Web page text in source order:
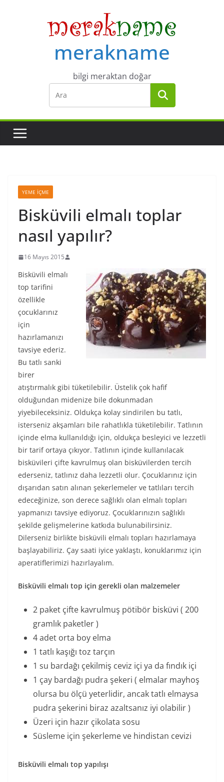
merakname
bilgi meraktan doğar
YEME İÇME
Bisküvili elmalı toplar
nasıl yapılır?
16 Mayıs 2015
Bisküvili elmalı
top tarifini
özellikle
çocuklarınız
için
hazırlamanızı
tavsiye ederiz.
Bu tatlı sanki
birer
atıştırmalık gibi tüketilebilir. Üstelik çok hafif
olduğundan midenize bile dokunmadan
yiyebileceksiniz. Oldukça kolay sindirilen bu tatlı,
isterseniz akşamları bile rahatlıkla tüketilebilir. Tatlının
içinde elma kullanıldığı için, oldukça besleyici ve lezzetli
bir tarif ortaya çıkıyor. Tatlının içinde kullanılacak
bisküvileri çifte kavrulmuş olan bisküvilerden tercih
ederseniz, tatlınız daha lezzetli olur. Çocuklarınız için
dışarıdan satın alınan şekerlemeler ve tatlıları tercih
edeceğinize, son derece sağlıklı olan elmalı topları
yapmanızı tavsiye ediyoruz. Çocuklarınızın sağlıklı
şekilde gelişmelerine katkıda bulunabilirsiniz.
Dilerseniz birlikte bisküvili elmalı topları hazırlamaya
başlayabiliriz. Çay saati iyice yaklaştı, konuklarımız için
aperatiflerimizi hazırlayalım.
Bisküvili elmalı top için gerekli olan malzemeler
2 paket çifte kavrulmuş pötibör bisküvi ( 200
gramlık paketler )
4 adet orta boy elma
1 tatlı kaşığı toz tarçın
1 su bardağı çekilmiş ceviz içi ya da fındık içi
1 çay bardağı pudra şekeri ( elmalar mayhoş
olursa bu ölçü yeterlidir, ancak tatlı elmaysa
pudra şekerini biraz azaltsanız iyi olabilir )
Üzeri için hazır çikolata sosu
Süsleme için şekerleme ve hindistan cevizi
Bisküvili elmalı top yapılışı